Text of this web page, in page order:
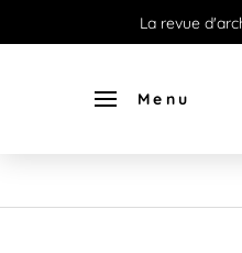
La revue
Menu